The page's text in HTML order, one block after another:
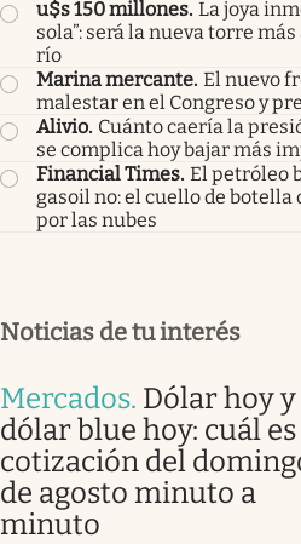
u$s 150 millones. La joya
sola”: será la nueva torre
río
Marina mercante. El nuevo
malestar en el Congreso y
Alivio. Cuánto caería la
se complica hoy bajar más
Financial Times. El petróleo
gasoil no: el cuello de
por las nubes
Noticias de tu interés
Mercados. Dólar hoy y
dólar blue hoy: cuál
cotización del
de agosto minuto a
minuto